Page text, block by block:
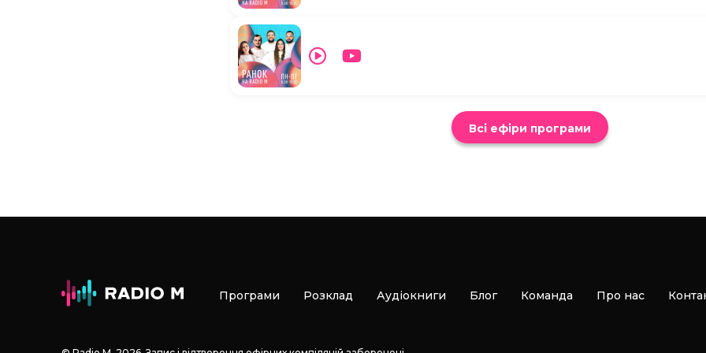
Всі ефіри програми
Програми Розклад Аудіокниги Блог Команда Про нас